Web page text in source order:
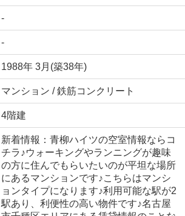
-
-
1988年 3月(築38年)
マンション / 鉄筋コンクリート
4階建
新着情報：青柳ハイツの空室情報ならコ
チラ♪ウォーキングやランニングが趣味
の方に住んでもらいたいのが平坦な場所
にあるマンションです♪こちらはマンシ
ョンタイプになります♪利用可能な駅が2
駅あり、利便性の高い物件です♪名古屋